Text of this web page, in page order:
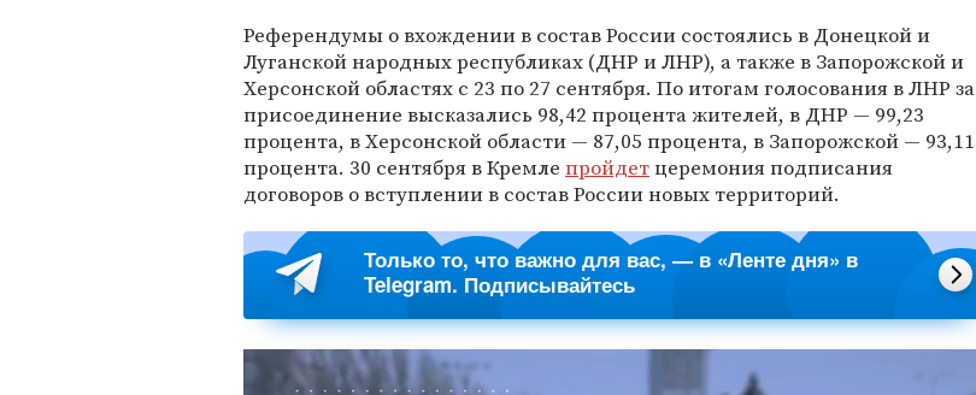
Референдумы о вхождении в состав России состоялись в Донецкой и
Луганской народных республиках (ДНР и ЛНР), а также в Запорожской и
Херсонской областях с 23 по 27 сентября. По итогам голосования в ЛНР за
присоединение высказались 98,42 процента жителей, в ДНР — 99,23
процента, в Херсонской области — 87,05 процента, в Запорожской — 93,11
процента. 30 сентября в Кремле пройдетцеремония подписания
договоров о вступлении в состав России новых территорий.
Только то, что важно для вас, — в «Ленте дня» в
Telegram. Подписывайтесь